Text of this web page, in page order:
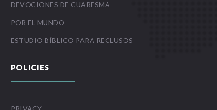
DEVOCIONES DE CUARESMA
POR EL MUNDO
ESTUDIO BÍBLICO PARA RECLUSOS
POLICIES
PRIVACY